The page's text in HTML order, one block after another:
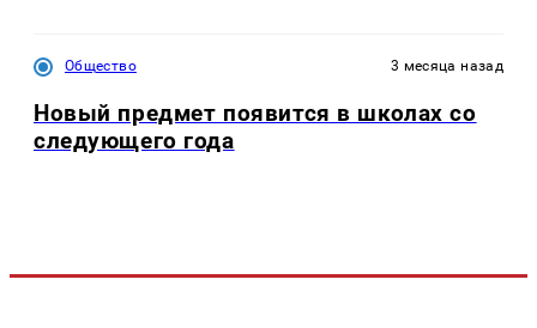
Общество 3 месяца назад
Новый предмет появится в школах со
следующего года